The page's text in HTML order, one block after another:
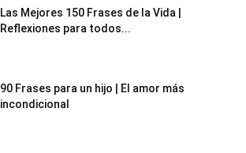
Las Mejores 150 Frases de la Vida |
Reflexiones para todos...
90 Frases para un hijo | El amor más
incondicional